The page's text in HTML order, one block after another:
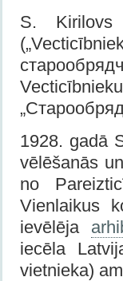
S. Kirilovs
1928. gadā
vēlēšanās
no
Vienlaikus
ievēlēja
iecēla
vietnieka)